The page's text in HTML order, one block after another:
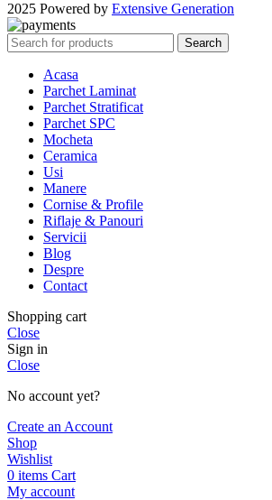
2025 Powered by Extensive Generation
Search
Acasa
Parchet Laminat
Parchet Stratificat
Parchet SPC
Mocheta
Ceramica
Usi
Manere
Cornise & Profile
Riflaje & Panouri
Servicii
Blog
Despre
Contact
Shopping cart
Close
Sign in
Close
No account yet?
Create an Account
Shop
Wishlist
0 items Cart
My account